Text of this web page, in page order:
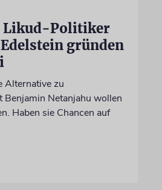
Likud-Politiker
gründen
Alternative zu
Benjamin Netanjahu wollen
Haben sie Chancen auf